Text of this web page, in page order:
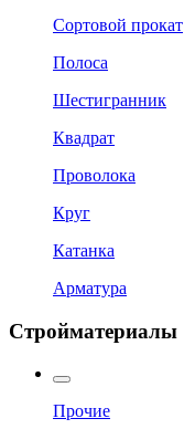
Сортовой прокат
Полоса
Шестигранник
Квадрат
Проволока
Круг
Катанка
Арматура
Стройматериалы
Прочие